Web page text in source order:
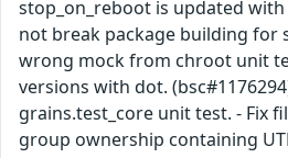
stop_on_reboot is updated
not break package building for
wrong mock from chroot unit
versions with dot.
grains.test_core unit test. - Fix
group ownership containing